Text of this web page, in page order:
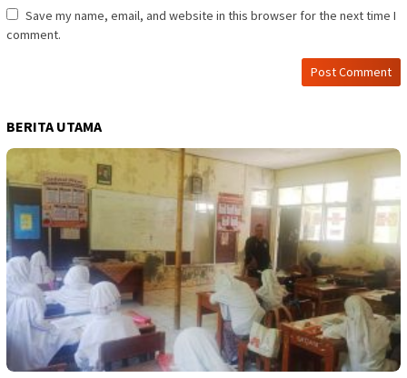
Save my name, email, and website in this browser for the next time I
comment.
BERITA UTAMA